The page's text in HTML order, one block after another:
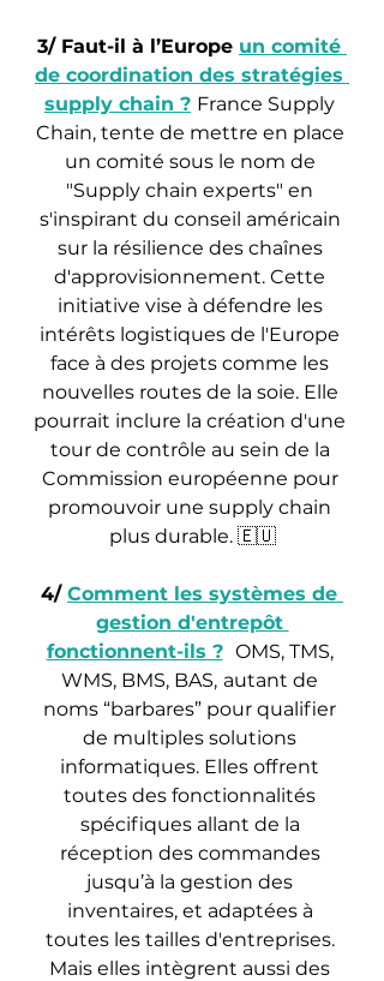
3/ Faut-il à l’Europe un comité
de coordination des stratégies
supply chain ? France Supply
Chain, tente de mettre en place
un comité sous le nom de
"Supply chain experts" en
s'inspirant du conseil américain
sur la résilience des chaînes
d'approvisionnement. Cette
initiative vise à défendre les
intérêts logistiques de l'Europe
face à des projets comme les
nouvelles routes de la soie. Elle
pourrait inclure la création d'une
tour de contrôle au sein de la
Commission européenne pour
promouvoir une supply chain
plus durable. 🇪🇺
4/ Comment les systèmes de
gestion d'entrepôt
fonctionnent-ils ? OMS, TMS,
WMS, BMS, BAS, autant de
noms “barbares” pour qualifier
de multiples solutions
informatiques. Elles offrent
toutes des fonctionnalités
spécifiques allant de la
réception des commandes
jusqu’à la gestion des
inventaires, et adaptées à
toutes les tailles d'entreprises.
Mais elles intègrent aussi des